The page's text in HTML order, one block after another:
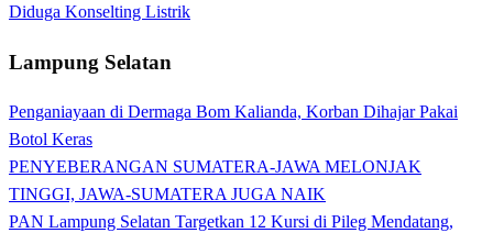
Diduga Konselting Listrik
Lampung Selatan
Penganiayaan di Dermaga Bom Kalianda, Korban Dihajar Pakai
Botol Keras
PENYEBERANGAN SUMATERA-JAWA MELONJAK
TINGGI, JAWA-SUMATERA JUGA NAIK
PAN Lampung Selatan Targetkan 12 Kursi di Pileg Mendatang,